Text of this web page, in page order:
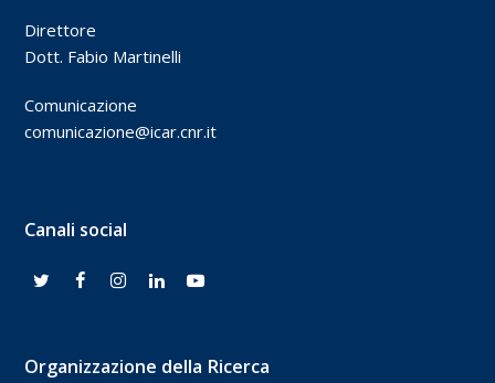
Direttore
Dott. Fabio Martinelli
Comunicazione
comunicazione@icar.cnr.it
Canali social
Organizzazione della Ricerca